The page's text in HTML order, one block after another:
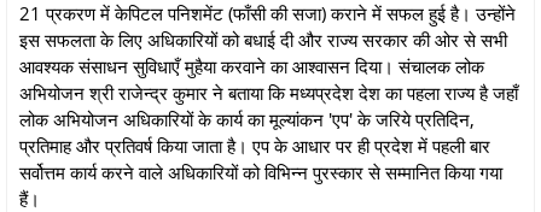
21 प्रकरण में केपिटल पनिशमेंट (फाँसी की सजा) कराने में सफल हुई है। उन्होंने
इस सफलता के लिए अधिकारियों को बधाई दी और राज्य सरकार की ओर से सभी
आवश्यक संसाधन सुविधाएँ मुहैया करवाने का आश्वासन दिया। संचालक लोक
अभियोजन श्री राजेन्द्र कुमार ने बताया कि मध्यप्रदेश देश का पहला राज्य है जहाँ
लोक अभियोजन अधिकारियों के कार्य का मूल्यांकन 'एप' के जरिये प्रतिदिन,
प्रतिमाह और प्रतिवर्ष किया जाता है। एप के आधार पर ही प्रदेश में पहली बार
सर्वोत्तम कार्य करने वाले अधिकारियों को विभिन्न पुरस्कार से सम्मानित किया गया
हैं।